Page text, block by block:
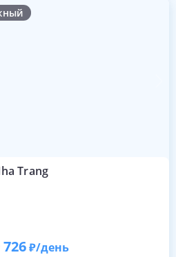
Trang
/день